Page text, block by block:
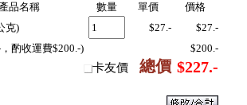
產品名稱 數量 單價
價格
克) $27.-
$27.-
酌收運費$200.-)
$200.-
卡友價 總價 $227.-